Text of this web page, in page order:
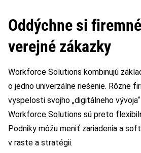
Oddýchne si
verejné zákazky
Workforce Solutions kombinujú
o jedno univerzálne riešenie. Rôzne
vyspelosti svojho „digitálneho
Workforce Solutions sú preto
Podniky môžu meniť zariadenia a
v raste a stratégii.